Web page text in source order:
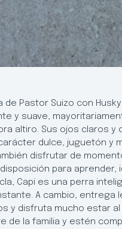
Pastor Suizo con
y suave,
altiro. Sus ojos claros
dulce, juguetón y
disfrutar de
para aprender,
Capi es una perra
A cambio, entrega
y disfruta mucho estar
de la familia y estén